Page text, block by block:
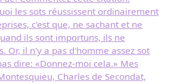
les sots réussissent ordinairement
c'est que, ne sachant et ne
ils sont importuns, ils ne
Or, il n'y a pas d'homme assez sot
dire: «Donnez-moi cela.» Mes
Charles de Secondat,